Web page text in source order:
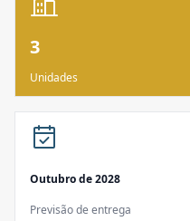
3
Unidades
Outubro de 2028
Previsão de entrega